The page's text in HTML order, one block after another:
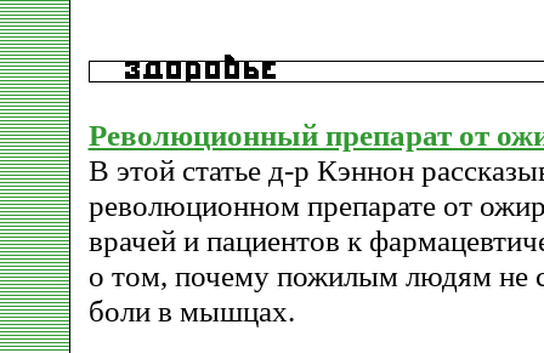
Революционный препарат от
В этой статье д-р Кэннон
революционном препарате от
врачей и пациентов к
о том, почему пожилым людям не
боли в мышцах.